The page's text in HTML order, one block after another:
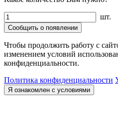
шт.
Сообщить о появлении
Чтобы продолжить работу с
изменением условий
конфиденциальности.
Политика конфиденциальности
Я ознакомлен с условиями